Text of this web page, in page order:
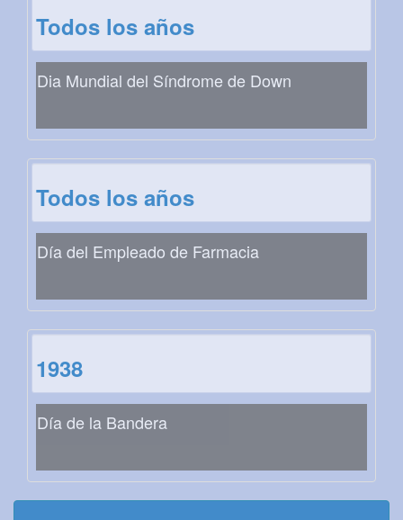
Todos los años
Dia Mundial del Síndrome de Down
Todos los años
Día del Empleado de Farmacia
1938
Día de la Bandera